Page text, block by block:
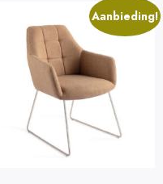
Aanbieding!